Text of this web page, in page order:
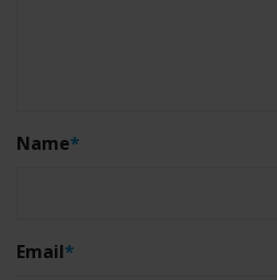
Name*
Email*